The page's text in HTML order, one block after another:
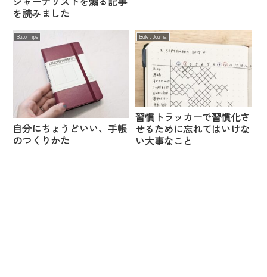
を読みました
BuJo Tips
自分にちょうどいい、手帳
のつくりかた
Bullet Journal
習慣トラッカーで習慣化さ
せるために忘れてはいけな
い大事なこと